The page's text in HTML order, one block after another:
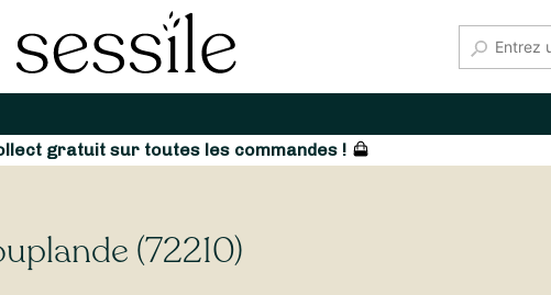
gratuit sur toutes les commandes !
(72210)